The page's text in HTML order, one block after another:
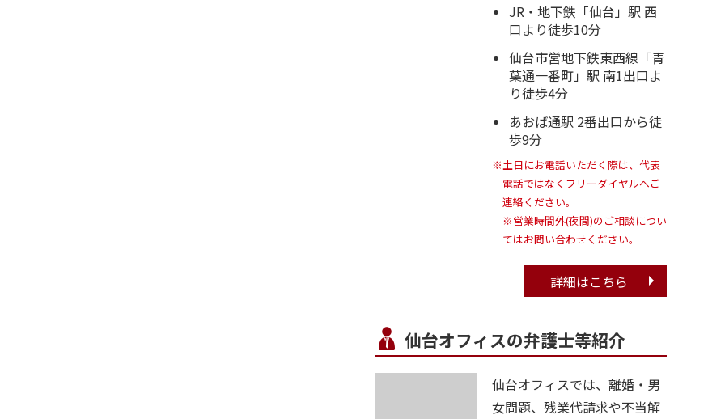
JR・地下鉄「仙台」駅 西
口より徒歩10分
仙台市営地下鉄東西線「青
葉通一番町」駅 南1出口よ
り徒歩4分
あおば通駅 2番出口から徒
歩9分
※土日にお電話いただく際は、代表
電話ではなくフリーダイヤルへご
連絡ください。
※営業時間外(夜間)のご相談につい
てはお問い合わせください。
詳細はこちら
仙台オフィスの弁護士等紹介
仙台オフィスでは、離婚・男
女問題、残業代請求や不当解